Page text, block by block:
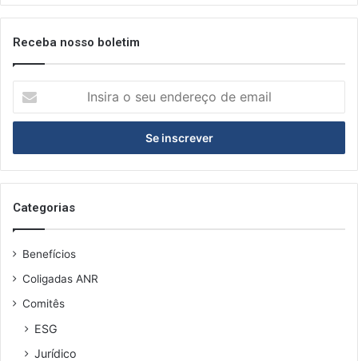
Receba nosso boletim
s
r
a
s
e
n
e
Categorias
Benefícios
Coligadas ANR
Comitês
ESG
Jurídico